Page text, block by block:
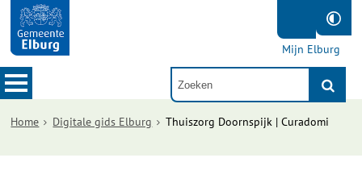
Mijn Elburg
Home Digitale gids Elburg Thuiszorg Doornspijk | Curadomi